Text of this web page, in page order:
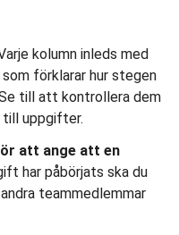
kolumn inleds med
förklarar hur stegen
till att kontrollera dem
till uppgifter.
för att ange att en
har påbörjats ska du
teammedlemmar